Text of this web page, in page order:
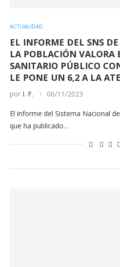
ACTUALIDAD
EL INFORME DEL SNS
LA POBLACIÓN VALORA
SANITARIO PÚBLICO
LE PONE UN 6,2 A LA
por I. F. 06/11/2023
El informe del Sistema Nacional
que ha publicado…